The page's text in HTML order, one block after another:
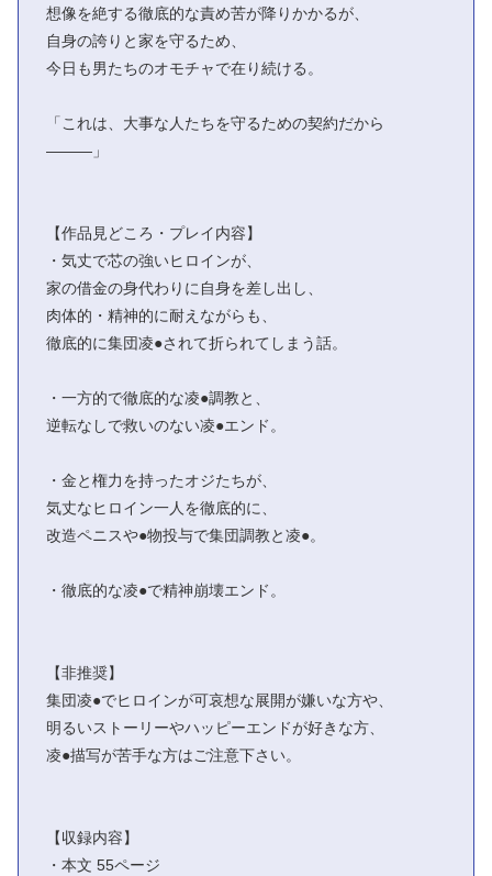
想像を絶する徹底的な責め苦が降りかかるが、
自身の誇りと家を守るため、
今日も男たちのオモチャで在り続ける。
「これは、大事な人たちを守るための契約だから
―――」
【作品見どころ・プレイ内容】
・気丈で芯の強いヒロインが、
家の借金の身代わりに自身を差し出し、
肉体的・精神的に耐えながらも、
徹底的に集団凌●されて折られてしまう話。
・一方的で徹底的な凌●調教と、
逆転なしで救いのない凌●エンド。
・金と権力を持ったオジたちが、
気丈なヒロイン一人を徹底的に、
改造ペニスや●物投与で集団調教と凌●。
・徹底的な凌●で精神崩壊エンド。
【非推奨】
集団凌●でヒロインが可哀想な展開が嫌いな方や、
明るいストーリーやハッピーエンドが好きな方、
凌●描写が苦手な方はご注意下さい。
【収録内容】
・本文 55ページ